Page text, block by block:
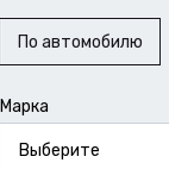
По автомобилю
Марка
Выберите